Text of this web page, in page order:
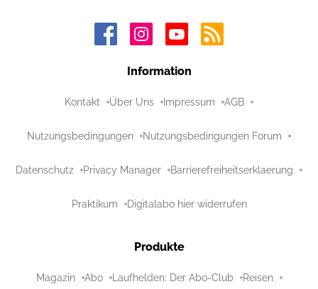
Information
Kontakt Über Uns Impressum AGB
Nutzungsbedingungen Nutzungsbedingungen Forum
Datenschutz Privacy Manager Barrierefreiheitserklaerung
Praktikum Digitalabo hier widerrufen
Produkte
Magazin Abo Laufhelden: Der Abo-Club Reisen